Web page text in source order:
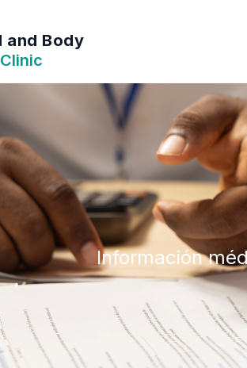
and Body
Información